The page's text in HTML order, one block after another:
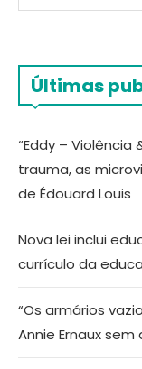
Últimas
“Eddy –
trauma, as
de Édouard Louis
Nova lei inclui
currículo da
“Os armários
Annie Ernaux